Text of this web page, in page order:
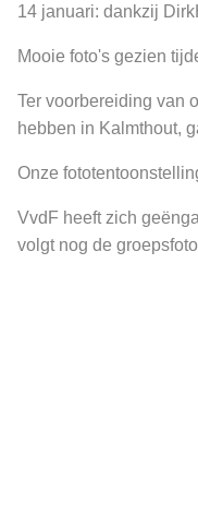
14 januari: dankzij
Mooie foto's gezien
Ter voorbereiding van
hebben in Kalmthout,
Onze
VvdF heeft zich
volgt nog de